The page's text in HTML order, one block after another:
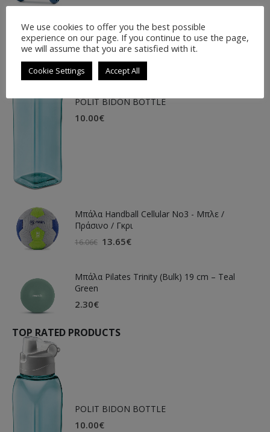
LATEST PRODUCTS
POLIT BIDON BOTTLE
10.00€
Μπάλα Handball Cellular Νο3 - Μπλε /
Πράσινο / Γκρι
16.06€ 13.65€
Μπάλα Pilates Trinity (Bulk) 19 cm – Teal
Green
2.30€
TOP RATED PRODUCTS
POLIT BIDON BOTTLE
10.00€
We use cookies to offer you the best possible
experience on our page. If you continue to use the page,
we will assume that you are satisfied with it.
Cookie Settings Accept All